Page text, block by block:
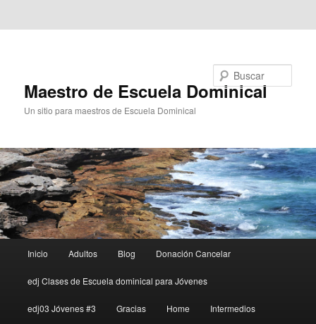
Maestro de Escuela Dominical
Un sitio para maestros de Escuela Dominical
principal
Inicio Adultos Blog Donación Cancelar
edj Clases de Escuela dominical para Jóvenes
edj03 Jóvenes #3 Gracias Home Intermedios